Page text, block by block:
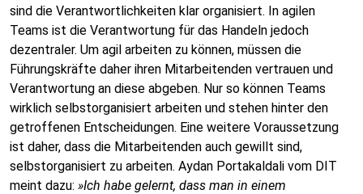
sind die Verantwortlichkeiten klar organisiert. In agilen
Teams ist die Verantwortung für das Handeln jedoch
dezentraler. Um agil arbeiten zu können, müssen die
Führungskräfte daher ihren Mitarbeitenden vertrauen und
Verantwortung an diese abgeben. Nur so können Teams
wirklich selbstorganisiert arbeiten und stehen hinter den
getroffenen Entscheidungen. Eine weitere Voraussetzung
ist daher, dass die Mitarbeitenden auch gewillt sind,
selbstorganisiert zu arbeiten. Aydan Portakaldali vom DIT
meint dazu: »Ich habe gelernt, dass man in einem